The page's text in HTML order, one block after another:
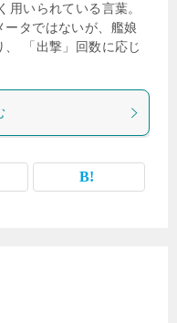
いられている言葉。
ータではないが、艦娘
「出撃」回数に応じ